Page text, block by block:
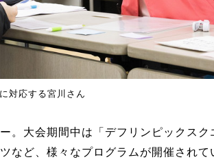
対応する宮川さん
。大会期間中は「デフリンピックスク
など、様々なプログラムが開催されて